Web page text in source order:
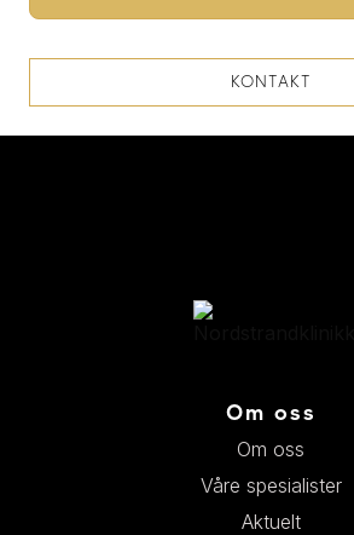
KONTAKT
Om oss
Om oss
Våre spesialister
Aktuelt